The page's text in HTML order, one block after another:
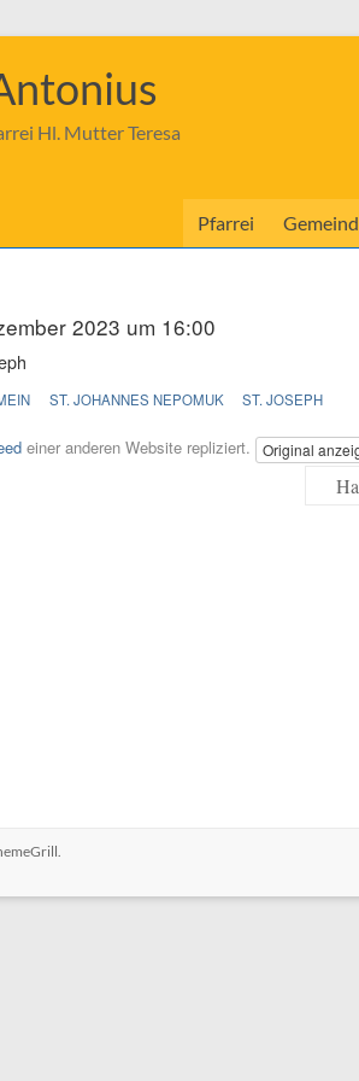
Hl. Mutter Teresa
Pfarrei
2023 um 16:00
ST. JOHANNES NEPOMUK ST. JOSEPH
einer anderen Website repliziert. Original